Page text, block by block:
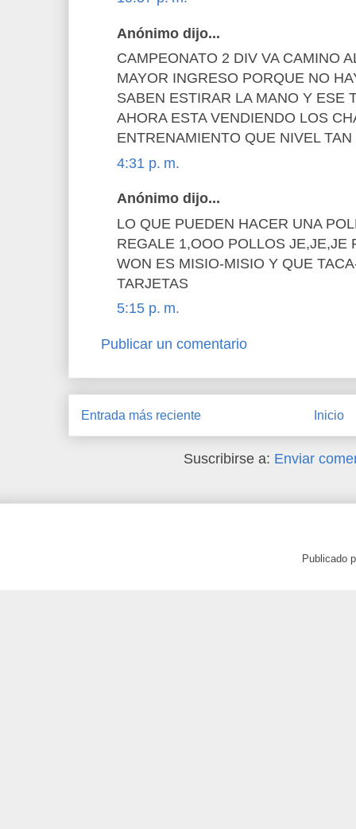
Anónimo dijo...
CAMPEONATO 2 DIV VA CAMINO
MAYOR INGRESO PORQUE NO
SABEN ESTIRAR LA MANO Y ESE
AHORA ESTA VENDIENDO LOS
ENTRENAMIENTO QUE NIVEL
4:31 p. m.
Anónimo dijo...
LO QUE PUEDEN HACER UNA
REGALE 1,OOO POLLOS JE,JE,JE
WON ES MISIO-MISIO Y QUE
TARJETAS
5:15 p. m.
Publicar un comentario
Entrada más reciente Inicio
Suscribirse a: Enviar
Publicado